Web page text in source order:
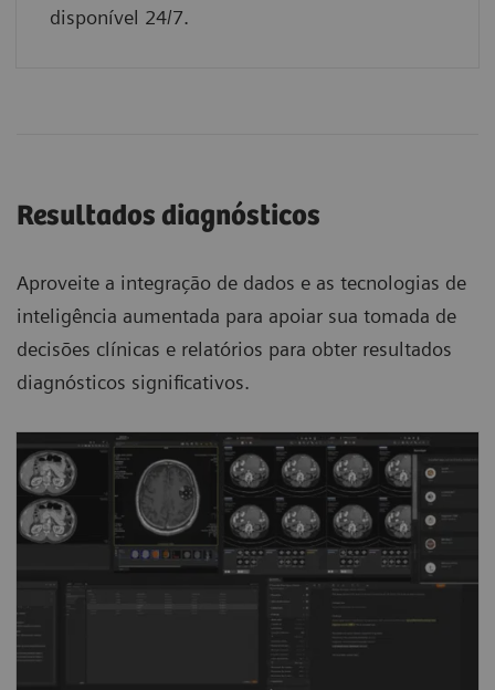
disponível 24/7.
Resultados diagnósticos
Aproveite a integração de dados e as tecnologias de
inteligência aumentada para apoiar sua tomada de
decisões clínicas e relatórios para obter resultados
diagnósticos significativos.